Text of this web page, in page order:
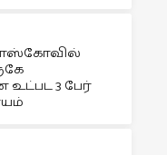
உட்பட 3 பேர்